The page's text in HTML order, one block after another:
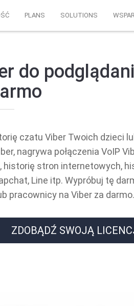
PLANS SOLUTIONS
do
czatu Viber Twoich dzieci
nagrywa połączenia VoIP
stron internetowych,
Line itp. Wypróbuj tę
pracownicy na Viber za darmo.
ZDOBĄDŹ SWOJĄ